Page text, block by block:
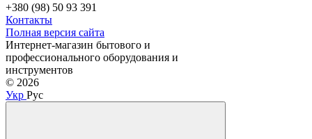
+380 (98) 50 93 391
Контакты
Полная версия сайта
Интернет-магазин бытового и
профессионального оборудования и
инструментов
© 2026
Укр Рус